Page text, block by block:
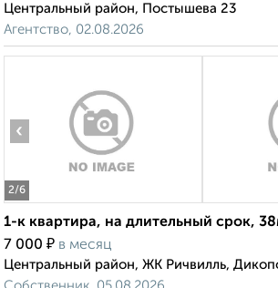
Центральный район, Постышева 23
Агентство, 02.08.2026
2/6
‹
1-к квартира, на длительный срок,
7 000 ₽ в месяц
Центральный район, ЖК Ричвилль,